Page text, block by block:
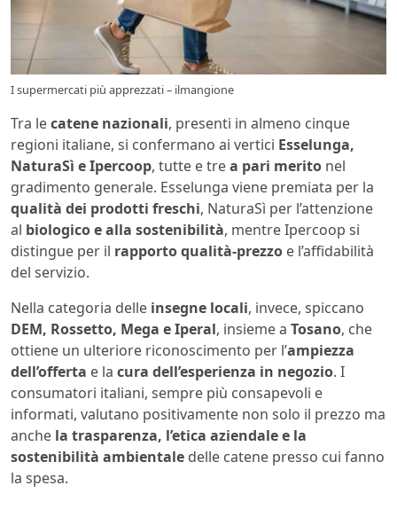
I supermercati più apprezzati – ilmangione
Tra lecatene nazionali, presenti in almeno cinque
regioni italiane, si confermano ai vertici Esselunga,
NaturaSì e Ipercoop, tutte e trea pari merito nel
gradimento generale. Esselunga viene premiata per la
qualità dei prodotti freschi, NaturaSì per l’attenzione
al biologico e alla sostenibilità, mentre Ipercoop si
distingue per il rapporto qualità-prezzo e l’affidabilità
del servizio.
Nella categoria delle insegne locali, invece, spiccano
DEM, Rossetto, Mega e Iperal, insieme a Tosano, che
ottiene un ulteriore riconoscimento per l’ampiezza
dell’offerta e la cura dell’esperienza in negozio. I
consumatori italiani, sempre più consapevoli e
informati, valutano positivamente non solo il prezzo ma
anche la trasparenza, l’etica aziendale e la
sostenibilità ambientale delle catene presso cui fanno
la spesa.